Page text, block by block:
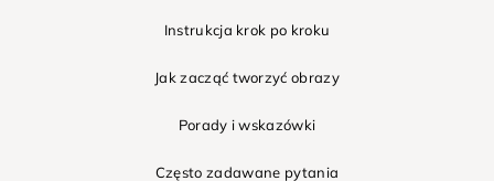
Instrukcja krok po kroku
Jak zacząć tworzyć obrazy
Porady i wskazówki
Często zadawane pytania